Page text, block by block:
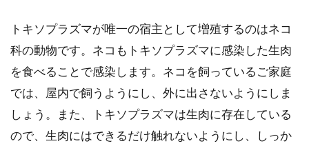
トキソプラズマが唯一の宿主として増殖するのはネコ
科の動物です。ネコもトキソプラズマに感染した生肉
を食べることで感染します。ネコを飼っているご家庭
では、屋内で飼うようにし、外に出さないようにしま
しょう。また、トキソプラズマは生肉に存在している
ので、生肉にはできるだけ触れないようにし、しっか